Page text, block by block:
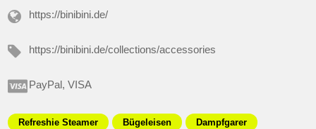
https://binibini.de/
https://binibini.de/collections/accessories
PayPal, VISA
Refreshie Steamer Bügeleisen
Dampfgarer